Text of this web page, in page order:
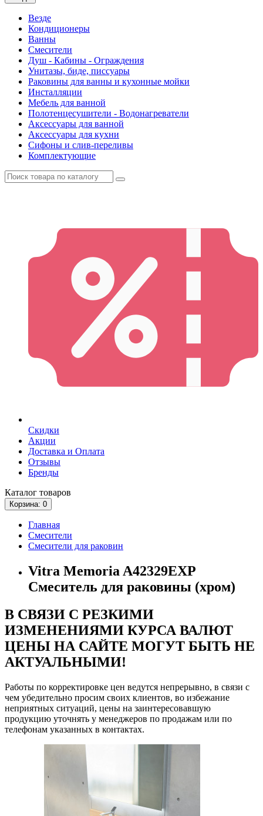
Везде
Кондиционеры
Ванны
Смесители
Душ - Кабины - Ограждения
Унитазы, биде, писсуары
Раковины для ванны и кухонные мойки
Инсталляции
Мебель для ванной
Полотенцесушители - Водонагреватели
Аксессуары для ванной
Аксессуары для кухни
Сифоны и слив-переливы
Комплектующие
Скидки
Акции
Доставка и Оплата
Отзывы
Бренды
Каталог товаров
Корзина: 0
Главная
Смесители
Смесители для раковин
Vitra Memoria A42329EXP
Смеситель для раковины (хром)
В СВЯЗИ С РЕЗКИМИ
ИЗМЕНЕНИЯМИ КУРСА ВАЛЮТ
ЦЕНЫ НА САЙТЕ МОГУТ БЫТЬ НЕ
АКТУАЛЬНЫМИ!
Работы по корректировке цен ведутся непрерывно, в связи с
чем убедительно просим своих клиентов, во избежание
неприятных ситуаций, цены на заинтересовавшую
продукцию уточнять у менеджеров по продажам или по
телефонам указанных в контактах.